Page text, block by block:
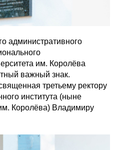
административного
им. Королёва
важный знак.
третьему ректору
института (ныне
Королёва) Владимиру